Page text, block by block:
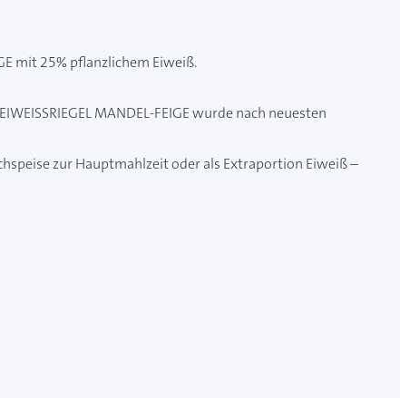
mit 25% pflanzlichem Eiweiß.
MANDEL-FEIGE wurde nach neuesten
zur Hauptmahlzeit oder als Extraportion Eiweiß –